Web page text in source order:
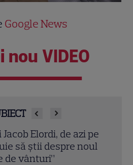
Google News
nou VIDEO
Elordi, de azi pe
să știi despre noul
de vânturi”